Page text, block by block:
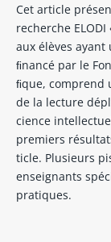
Cet article
recherche
aux élèves ayant
ﬁnancé par le
ﬁque, comprend
de la lecture
cience
premiers
ticle. Plusieurs
enseignants
pratiques.